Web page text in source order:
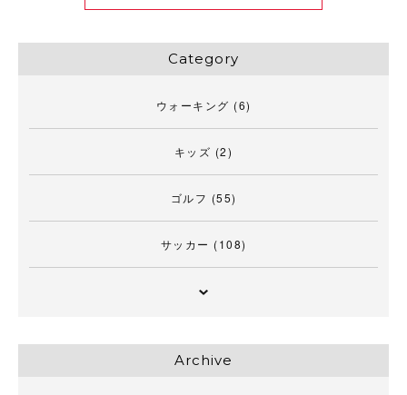
Category
ウォーキング (6)
キッズ (2)
ゴルフ (55)
サッカー (108)
Archive